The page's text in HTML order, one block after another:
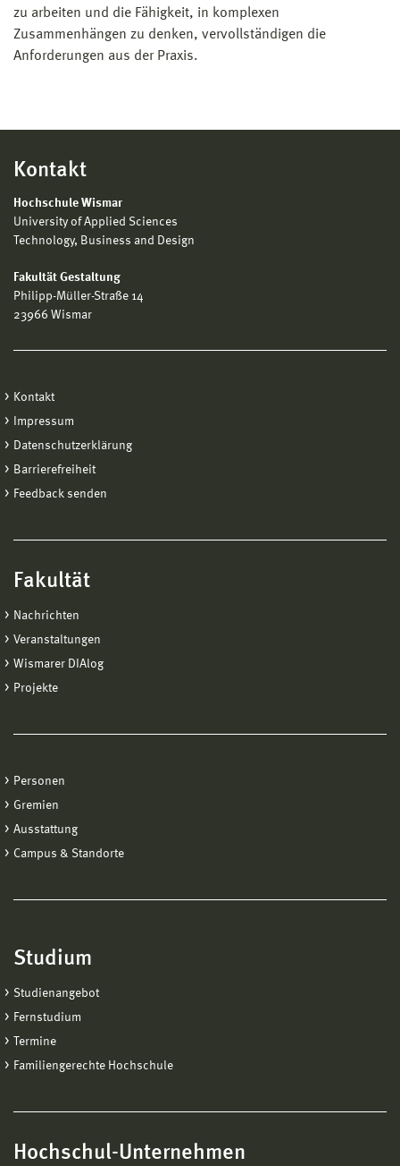
zu arbeiten und die Fähigkeit, in komplexen
Zusammenhängen zu denken, vervollständigen die
Anforderungen aus der Praxis.
Kontakt
Hochschule Wismar
University of Applied Sciences
Technology, Business and Design
Fakultät Gestaltung
Philipp-Müller-Straße 14
23966 Wismar
Kontakt
Impressum
Datenschutzerklärung
Barrierefreiheit
Feedback senden
Fakultät
Nachrichten
Veranstaltungen
Wismarer DIAlog
Projekte
Personen
Gremien
Ausstattung
Campus & Standorte
Studium
Studienangebot
Fernstudium
Termine
Familiengerechte Hochschule
Hochschul-Unternehmen